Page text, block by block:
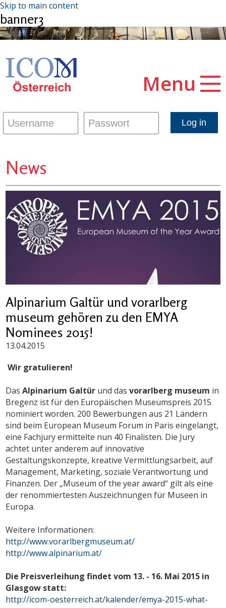
Skip to main content
banner3
Menu
News
Alpinarium Galtür und vorarlberg
museum gehören zu den EMYA
Nominees 2015!
13.04.2015
Wir gratulieren!
DasAlpinarium Galtür und das vorarlberg museum in
Bregenz ist für den Europäischen Museumspreis 2015
nominiert worden. 200 Bewerbungen aus 21 Ländern
sind beim European Museum Forum in Paris eingelangt,
eine Fachjury ermittelte nun 40 Finalisten. Die Jury
achtet unter anderem auf innovative
Gestaltungskonzepte, kreative Vermittlungsarbeit, auf
Management, Marketing, soziale Verantwortung und
Finanzen. Der „Museum of the year award“ gilt als eine
der renommiertesten Auszeichnungen für Museen in
Europa.
Weitere Informationen:
http://www.vorarlbergmuseum.at/
http://www.alpinarium.at/
Die Preisverleihung findet vom 13. - 16. Mai 2015 in
Glasgow statt:
http://icom-oesterreich.at/kalender/emya-2015-what-